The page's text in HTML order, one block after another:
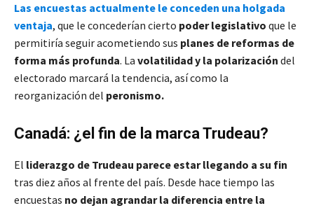
Las encuestas actualmente le conceden una holgada
ventaja, que le concederían cierto poder legislativo que le
permitiría seguir acometiendo sus planes de reformas de
forma más profunda. La volatilidad y la polarización del
electorado marcará la tendencia, así como la
reorganización del peronismo.
Canadá: ¿el fin de la marca Trudeau?
El liderazgo de Trudeau parece estar llegando a su fin
tras diez años al frente del país. Desde hace tiempo las
encuestas no dejan agrandar la diferencia entre la